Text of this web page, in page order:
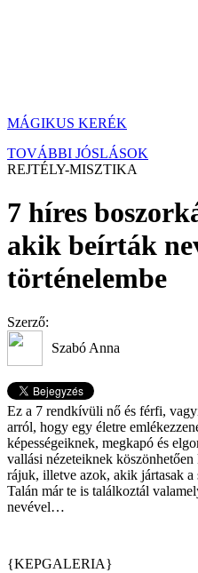
MÁGIKUS KERÉK
TOVÁBBI JÓSLÁSOK
REJTÉLY-MISZTIKA
7 híres
akik beírták
történelembe
Szerző:
Szabó Anna
Ez a 7 rendkívüli nő és férfi,
arról, hogy egy életre
képességeiknek, megkapó és
vallási nézeteiknek
rájuk, illetve azok, akik jártasak a
Talán már te is találkoztál
nevével…
{KEPGALERIA}